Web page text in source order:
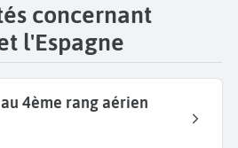
concernant
l'Espagne
4ème rang aérien